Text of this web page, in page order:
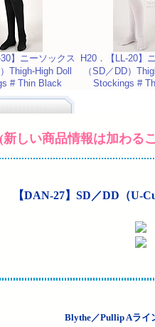
】ニーソックス
Thigh-High Doll
# Thin Black
H20．【LL-20】
（SD／DD）
Stockings #
新しい商品情報は加わる
【DAN-27】SD／DD（U-
Blythe／Pullip Aライ